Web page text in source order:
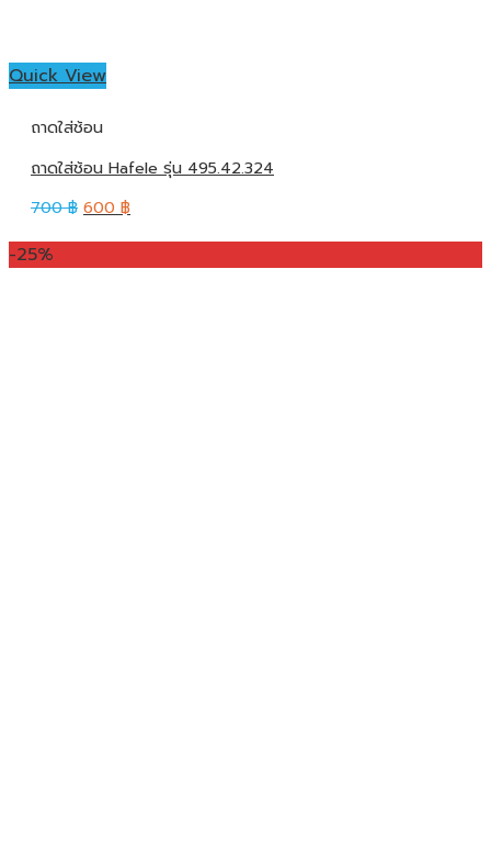
Quick View
ถาดใส่ช้อน
ถาดใส่ช้อน Hafele รุ่น 495.42.324
700฿ 600 ฿
-25%